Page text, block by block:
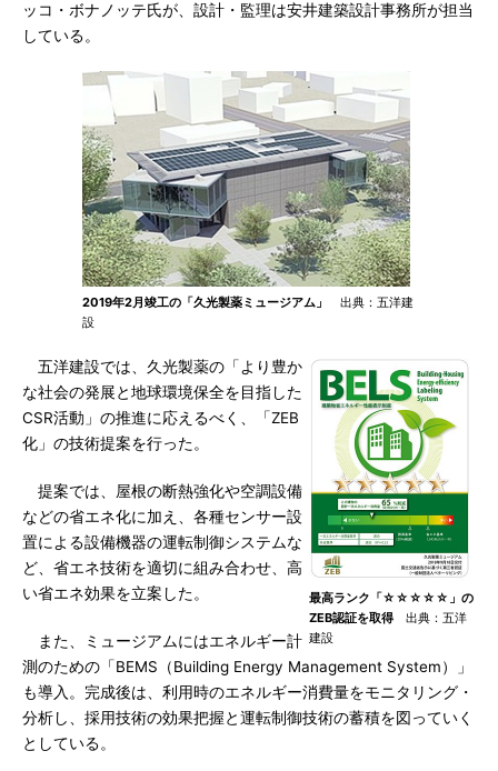
ッコ・ボナノッテ氏が、設計・監理は安井建築設計事務所が担当
している。
2019年2月竣工の「久光製薬ミュージアム」
出典：五洋建
設
最高ランク「☆☆☆☆☆」の
ZEB認証を取得 出典：五洋
建設
五洋建設では、久光製薬の「より豊か
な社会の発展と地球環境保全を目指した
CSR活動」の推進に応えるべく、「ZEB
化」の技術提案を行った。
提案では、屋根の断熱強化や空調設備
などの省エネ化に加え、各種センサー設
置による設備機器の運転制御システムな
ど、省エネ技術を適切に組み合わせ、高
い省エネ効果を立案した。
また、ミュージアムにはエネルギー計
測のための「BEMS（Building Energy Management System）」
も導入。完成後は、利用時のエネルギー消費量をモニタリング・
分析し、採用技術の効果把握と運転制御技術の蓄積を図っていく
としている。